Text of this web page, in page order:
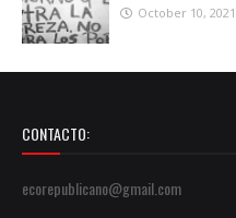
October 10, 2021
CONTACTO:
ecorepublicano@gmail.com